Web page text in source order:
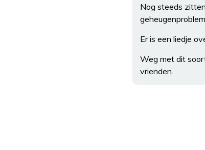
Nog steeds
Er is een liedje
Weg met dit
vrienden.